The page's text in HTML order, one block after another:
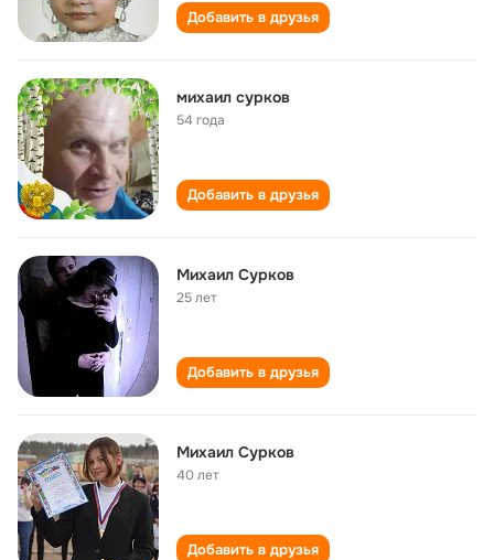
Добавить в друзья
михаил сурков
54 года
Добавить в друзья
Михаил Сурков
25 лет
Добавить в друзья
Михаил Сурков
40 лет
Добавить в друзья